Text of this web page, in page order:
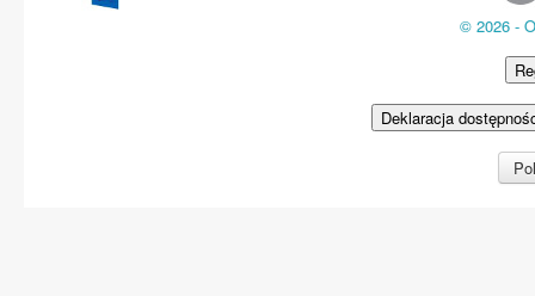
© 2026 -
Deklaracja